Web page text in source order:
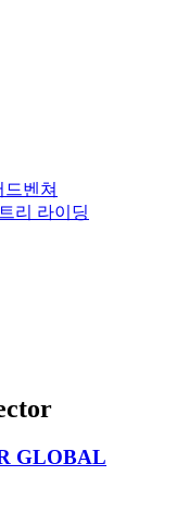
벤쳐
리 라이딩
GLOBAL